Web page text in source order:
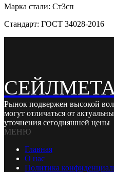
Марка стали: Ст3сп
Стандарт: ГОСТ 34028-2016
Рынок подвержен высокой
могут отличаться от
уточнения сегодняшней цены
МЕНЮ
Главная
О нас
Политика